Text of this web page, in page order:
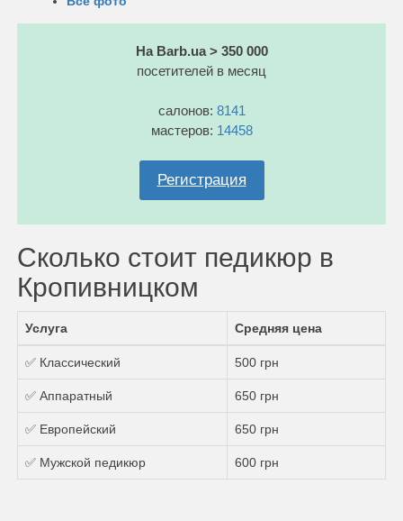
На Barb.ua > 350 000
посетителей в месяц
салонов: 8141
мастеров: 14458
Регистрация
Сколько стоит педикюр в
Кропивницком
Услуга Средняя цена
✅ Классический 500 грн
✅ Аппаратный 650 грн
✅ Европейский 650 грн
✅ Мужской педикюр 600 грн